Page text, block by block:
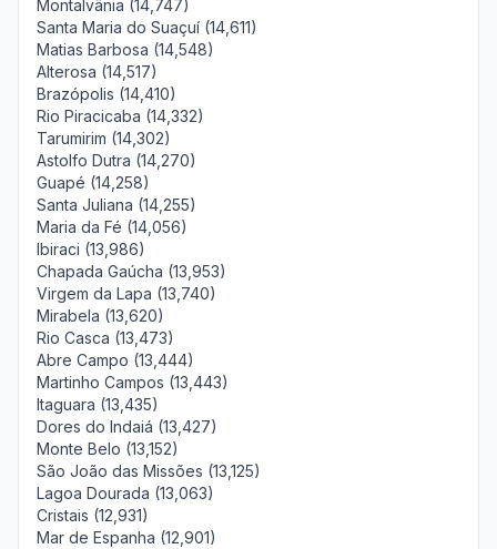
Montalvânia (14,747)
Santa Maria do Suaçuí (14,611)
Matias Barbosa (14,548)
Alterosa (14,517)
Brazópolis (14,410)
Rio Piracicaba (14,332)
Tarumirim (14,302)
Astolfo Dutra (14,270)
Guapé (14,258)
Santa Juliana (14,255)
Maria da Fé (14,056)
Ibiraci (13,986)
Chapada Gaúcha (13,953)
Virgem da Lapa (13,740)
Mirabela (13,620)
Rio Casca (13,473)
Abre Campo (13,444)
Martinho Campos (13,443)
Itaguara (13,435)
Dores do Indaiá (13,427)
Monte Belo (13,152)
São João das Missões (13,125)
Lagoa Dourada (13,063)
Cristais (12,931)
Mar de Espanha (12,901)